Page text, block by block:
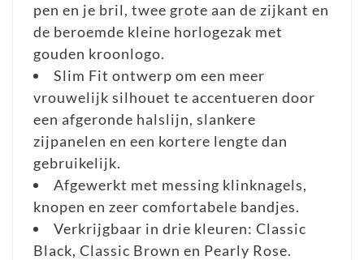
pen en je bril, twee grote aan de zijkant en
de beroemde kleine horlogezak met
gouden kroonlogo.
Slim Fit ontwerp om een meer
vrouwelijk silhouet te accentueren door
een afgeronde halslijn, slankere
zijpanelen en een kortere lengte dan
gebruikelijk.
Afgewerkt met messing klinknagels,
knopen en zeer comfortabele bandjes.
Verkrijgbaar in drie kleuren: Classic
Black, Classic Brown en Pearly Rose.